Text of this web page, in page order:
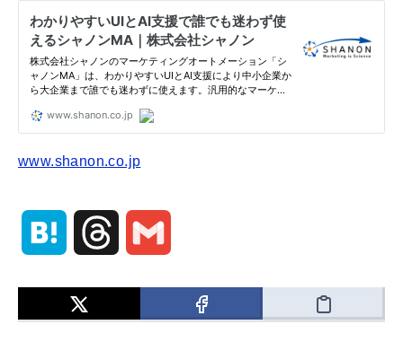
www.shanon.co.jp
t r a